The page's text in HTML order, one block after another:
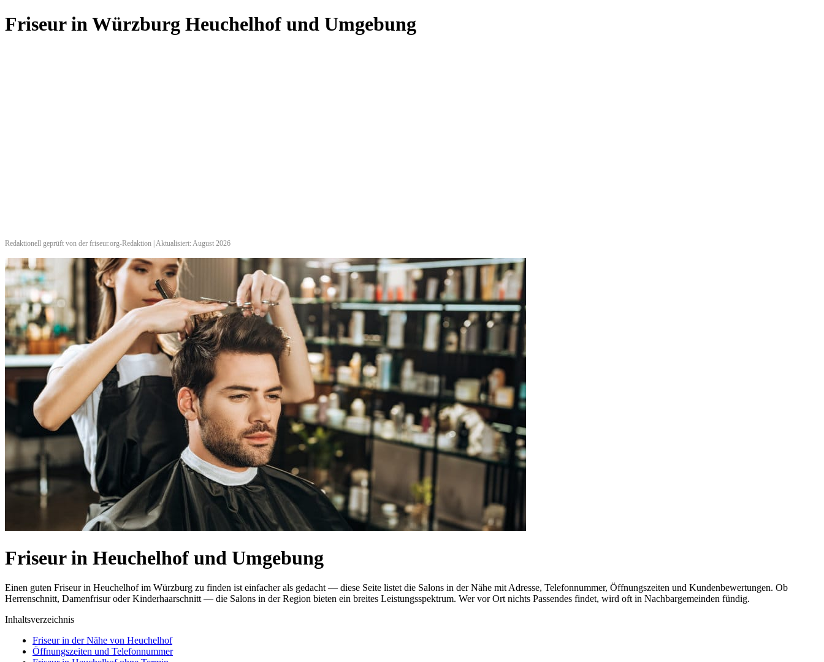
Friseur in Würzburg Heuchelhof und Umgebung
Redaktionell geprüft von der friseur.org-Redaktion | Aktualisiert: August 2026
Friseur in Heuchelhof und Umgebung
Einen guten Friseur in Heuchelhof im Würzburg zu finden ist einfacher als gedacht — diese Seite listet die Salons in der Nähe mit Adresse, Telefonnummer, Öffnungszeiten und Kundenbewertungen. Ob
Herrenschnitt, Damenfrisur oder Kinderhaarschnitt — die Salons in der Region bieten ein breites Leistungsspektrum. Wer vor Ort nichts Passendes findet, wird oft in Nachbargemeinden fündig.
Inhaltsverzeichnis
Friseur in der Nähe von Heuchelhof
Öffnungszeiten und Telefonnummer